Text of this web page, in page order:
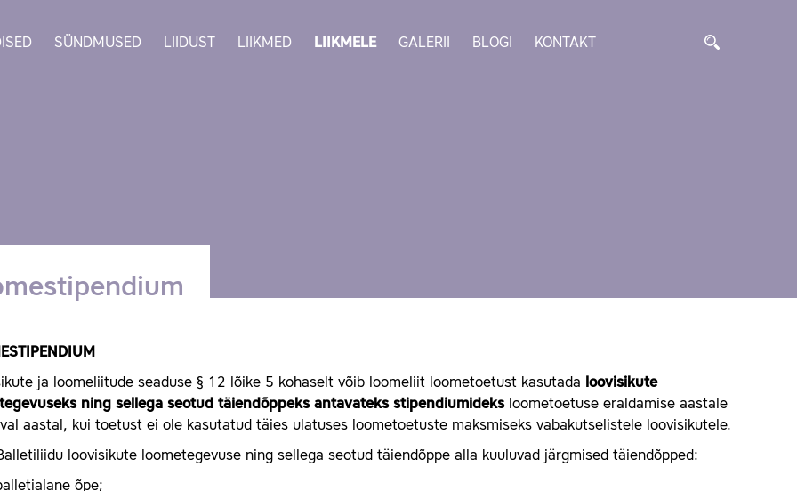
SÜNDMUSED LIIDUST LIIKMED LIIKMELE GALERII BLOGI KONTAKT
ja loomeliitude seaduse § 12 lõike 5 kohaselt võib loomeliit loometoetust kasutada
loovisikute
ning sellega seotud täiendõppeks antavateks stipendiumideks loometoetuse eraldamise aastale
aastal, kui toetust ei ole kasutatud täies ulatuses loometoetuste maksmiseks vabakutselistele loovisikutele.
loovisikute loometegevuse ning sellega seotud täiendõppe alla kuuluvad järgmised täiendõpped:
õpe;